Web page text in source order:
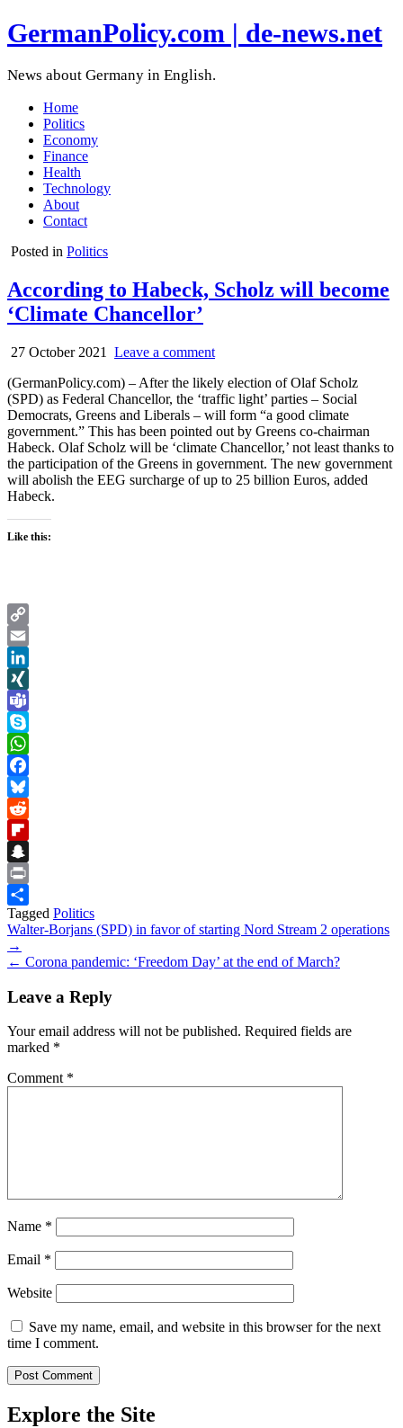
GermanPolicy.com | de-news.net
News about Germany in English.
Home
Politics
Economy
Finance
Health
Technology
About
Contact
Posted in Politics
According to Habeck, Scholz will become
‘Climate Chancellor’
27 October 2021
Leave a comment
(GermanPolicy.com) – After the likely election of Olaf Scholz
(SPD) as Federal Chancellor, the ‘traffic light’ parties – Social
Democrats, Greens and Liberals – will form “a good climate
government.” This has been pointed out by Greens co-chairman
Habeck. Olaf Scholz will be ‘climate Chancellor,’ not least thanks to
the participation of the Greens in government. The new government
will abolish the EEG surcharge of up to 25 billion Euros, added
Habeck.
Like this:
Copy
Link
Email
LinkedIn
XING
Teams
Skype
WhatsApp
Facebook
Bluesky
Reddit
Flipboard
Snapchat
Print
Share
Tagged Politics
Post
navigation
Walter-Borjans (SPD) in favor of starting Nord Stream 2 operations
→
← Corona pandemic: ‘Freedom Day’ at the end of March?
Leave a Reply
Your email address will not be published. Required fields are
marked *
Comment *
Name *
Email *
Website
Save my name, email, and website in this browser for the next
time I comment.
Explore the Site